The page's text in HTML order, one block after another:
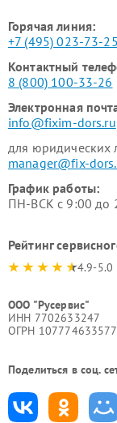
Горячая линия:
+7 (495) 023-73-25
Контактный
8 (800) 100-33-26
Электронная
info@fixim-dors.ru
для юридических
manager@fix-
График работы:
ПН-ВСК с 9:00 до
Рейтинг
4.9-5.0
ООО "Русервис"
ИНН 7702633247
ОГРН
Поделиться в соц.